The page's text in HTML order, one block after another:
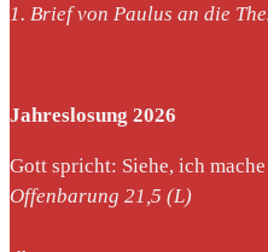
1. Brief von Paulus an die
Jahreslosung 2026
Gott spricht: Siehe, ich
Offenbarung 21,5 (L)